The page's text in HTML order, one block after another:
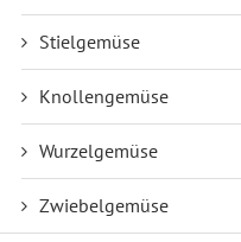
Stielgemüse
Knollengemüse
Wurzelgemüse
Zwiebelgemüse